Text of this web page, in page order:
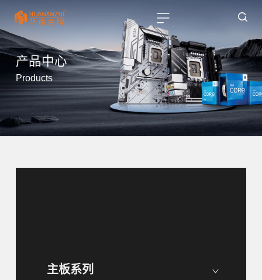
产品中心
Products
主板系列